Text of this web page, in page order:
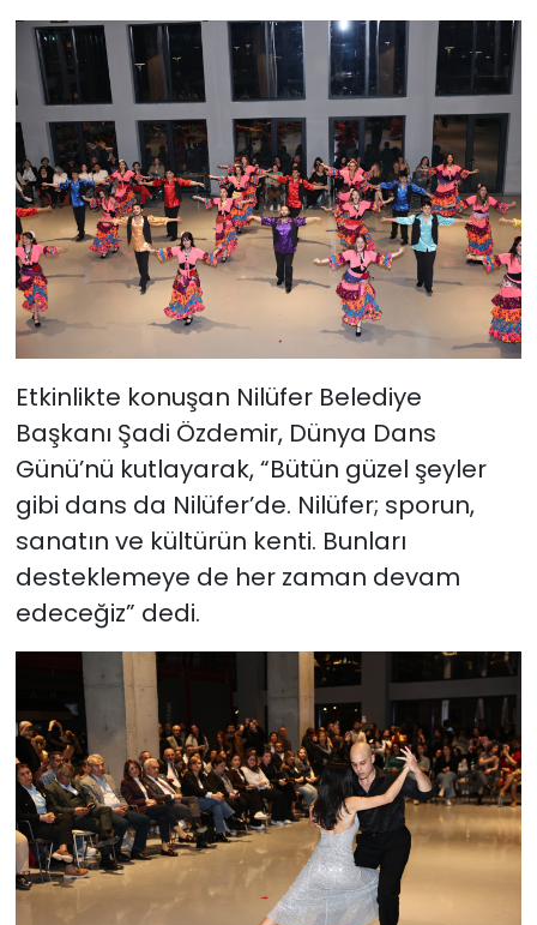
Etkinlikte konuşan Nilüfer Belediye
Başkanı Şadi Özdemir, Dünya Dans
Günü’nü kutlayarak, “Bütün güzel şeyler
gibi dans da Nilüfer’de. Nilüfer; sporun,
sanatın ve kültürün kenti. Bunları
desteklemeye de her zaman devam
edeceğiz” dedi.